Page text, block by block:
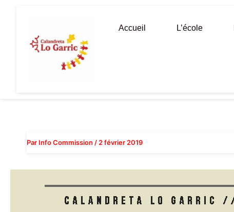
Accueil L’école
Par Info Commission / 2 février 2019